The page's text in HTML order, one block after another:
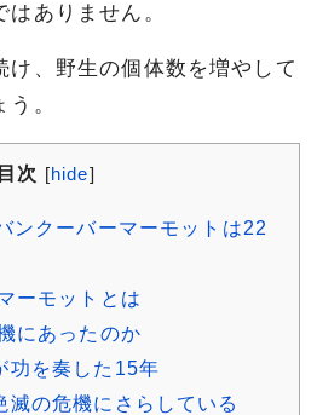
ありません。
け、野生の個体数を増やして
。
目次 [hide]
ンクーバーマーモットは22
ーモットとは
にあったのか
功を奏した15年
滅の危機にさらしている